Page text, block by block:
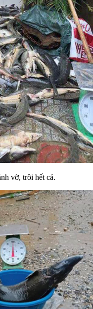
vỡ, trôi hết cá.